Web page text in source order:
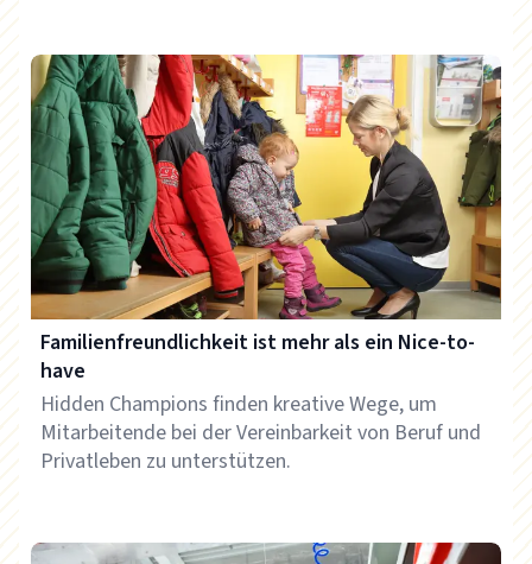
Familienfreundlichkeit ist mehr als ein Nice-to-
have
Hidden Champions finden kreative Wege, um
Mitarbeitende bei der Vereinbarkeit von Beruf und
Privatleben zu unterstützen.